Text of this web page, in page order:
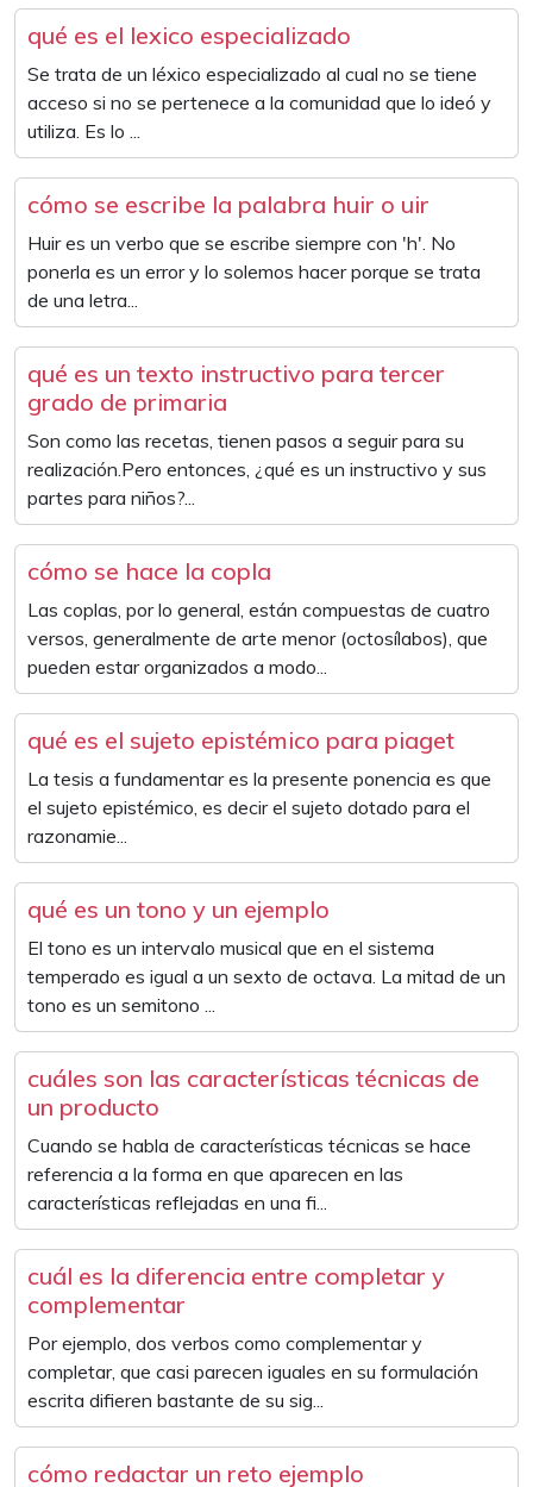
qué es el lexico especializado
Se trata de un léxico especializado al cual no se tiene
acceso si no se pertenece a la comunidad que lo ideó y
utiliza. Es lo ...
cómo se escribe la palabra huir o uir
Huir es un verbo que se escribe siempre con 'h'. No
ponerla es un error y lo solemos hacer porque se trata
de una letra...
qué es un texto instructivo para tercer
grado de primaria
Son como las recetas, tienen pasos a seguir para su
realización.Pero entonces, ¿qué es un instructivo y sus
partes para niños?...
cómo se hace la copla
Las coplas, por lo general, están compuestas de cuatro
versos, generalmente de arte menor (octosílabos), que
pueden estar organizados a modo...
qué es el sujeto epistémico para piaget
La tesis a fundamentar es la presente ponencia es que
el sujeto epistémico, es decir el sujeto dotado para el
razonamie...
qué es un tono y un ejemplo
El tono es un intervalo musical que en el sistema
temperado es igual a un sexto de octava. La mitad de un
tono es un semitono ...
cuáles son las características técnicas de
un producto
Cuando se habla de características técnicas se hace
referencia a la forma en que aparecen en las
características reflejadas en una fi...
cuál es la diferencia entre completar y
complementar
Por ejemplo, dos verbos como complementar y
completar, que casi parecen iguales en su formulación
escrita difieren bastante de su sig...
cómo redactar un reto ejemplo